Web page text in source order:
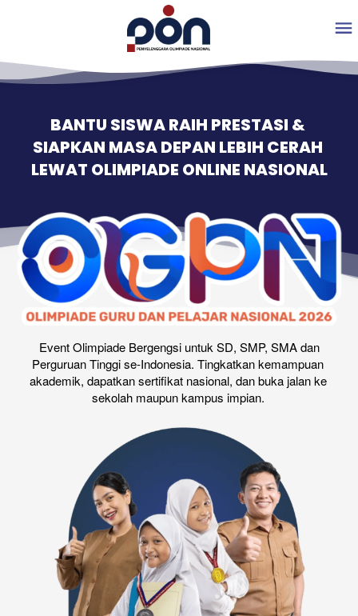
BANTU SISWA RAIH PRESTASI &
SIAPKAN MASA DEPAN LEBIH CERAH
LEWAT OLIMPIADE ONLINE NASIONAL
Event Olimpiade Bergengsi untuk SD, SMP, SMA dan
Perguruan Tinggi se-Indonesia. Tingkatkan kemampuan
akademik, dapatkan sertifikat nasional, dan buka jalan ke
sekolah maupun kampus impian.